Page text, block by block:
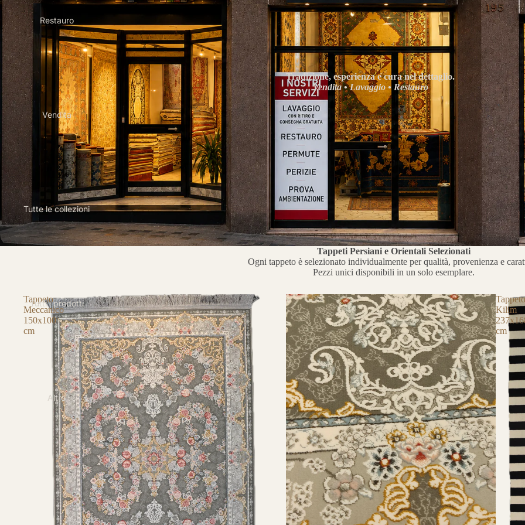
Restauro
Vendita
Tutte le collezioni
Tutti i prodotti
Altro
Tradizione, esperienza e cura nel dettaglio.
Vendita • Lavaggio • Restauro
Tappeti Persiani e Orientali Selezionati
Ogni tappeto è selezionato individualmente per qualità, provenienza e
Pezzi unici disponibili in un solo esemplare.
Tappeto
Meccanico
150x100
cm
Kilim
cm